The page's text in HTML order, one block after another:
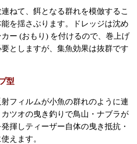
ねて、餌となる群れを模倣するこ
を揺さぶります。ドレッジは沈め
ー (おもり) を付けるので、巻上げ
としますが、集魚効果は抜群です
型
フィルムが小魚の群れのように連
ツオの曳き釣りで鳥山・ナブラが
揮しティーザー自体の曳き抵抗・
えます。